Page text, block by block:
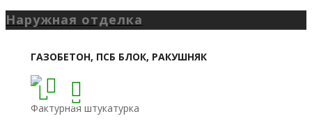
Наружная отделка